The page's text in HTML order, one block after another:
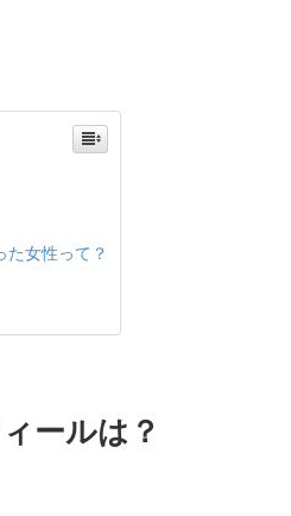
た女性って？
ールは？